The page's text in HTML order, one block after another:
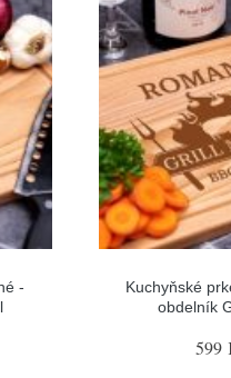
-
Kuchyňské
obdelník
599